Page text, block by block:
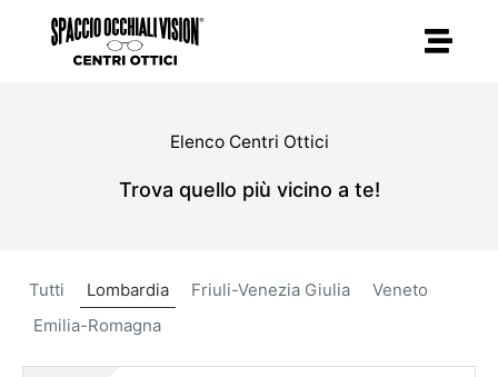
contenuto
Elenco Centri Ottici
Trova quello più vicino a te!
Tutti Lombardia Friuli-Venezia Giulia
Veneto
Emilia-Romagna